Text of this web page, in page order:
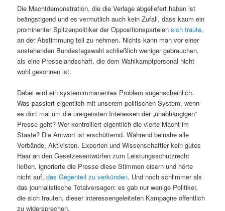
Die Machtdemonstration, die die Verlage abgeliefert haben ist
beängstigend und es vermutlich auch kein Zufall, dass kaum ein
prominenter Spitzenpolitiker der Oppositionsparteiensich traute,
an der Abstimmung teil zu nehmen. Nichts kann man vor einer
anstehenden Bundestagswahl schließlich weniger gebrauchen,
als eine Presselandschaft, die dem Wahlkampfpersonal nicht
wohl gesonnen ist.
Dabei wird ein systemimmanentes Problem augenscheinlich.
Was passiert eigentlich mit unserem politischen System, wenn
es dort mal um die ureigensten Interessen der „unabhängigen“
Presse geht? Wer kontrolliert eigentlich die vierte Macht im
Staate? Die Antwort ist erschütternd. Während beinahe alle
Verbände, Aktivisten, Experten und Wissenschaftler kein gutes
Haar an den Gesetzesentwürfen zum Leistungsschutzrecht
ließen, ignorierte die Presse diese Stimmen eisern und hörte
nicht auf,das Gegenteil zu verkünden. Und noch schlimmer als
das journalistische Totalversagen: es gab nur wenige Politiker,
die sich trauten, dieser interessengeleiteten Kampagne öffentlich
zu widersprechen.